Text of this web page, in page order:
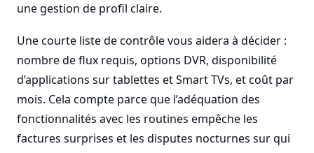
une gestion de profil claire.
Une courte liste de contrôle vous aidera à décider :
nombre de flux requis, options DVR, disponibilité
d’applications sur tablettes et Smart TVs, et coût par
mois. Cela compte parce que l’adéquation des
fonctionnalités avec les routines empêche les
factures surprises et les disputes nocturnes sur qui